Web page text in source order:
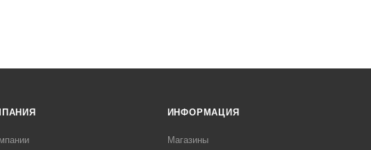
ИНФОРМАЦИЯ
Магазины